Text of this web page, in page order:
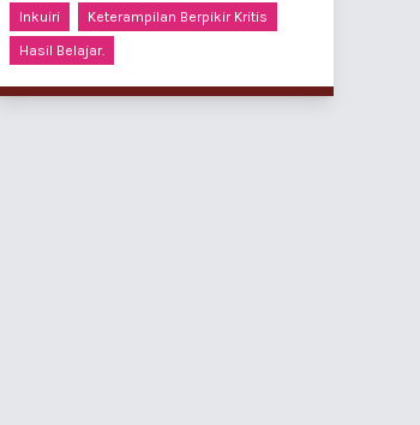
Inkuiri
Keterampilan Berpikir Kritis
Hasil Belajar.